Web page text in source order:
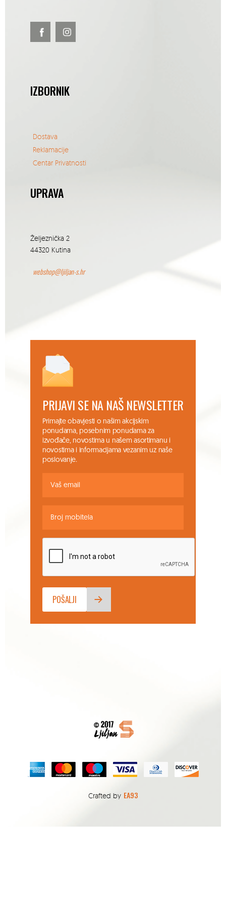
IZBORNIK
Dostava
Reklamacije
Centar Privatnosti
UPRAVA
Željeznička 2
44320 Kutina
webshop@ljiljan-s.hr
PRIJAVI SE NA NAŠ NEWSLETTER
Primajte obavjesti o našim akcijskim
ponudama, posebnim ponudama za
izvođače, novostima u našem asortimanu i
novostima i informacijama vezanim uz naše
poslovanje.
Crafted by EA93